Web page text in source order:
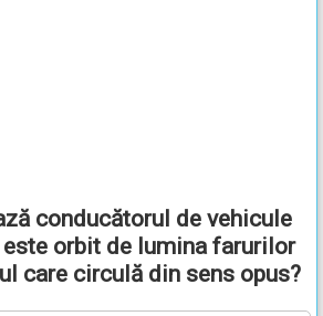
conducătorul de vehicule
este orbit de lumina farurilor
care circulă din sens opus?